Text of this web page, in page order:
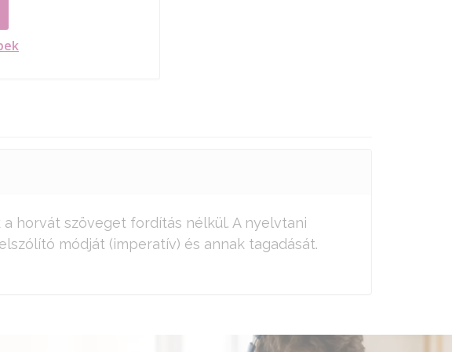
horvát szöveget fordítás nélkül. A nyelvtani
módját (imperatív) és annak tagadását.